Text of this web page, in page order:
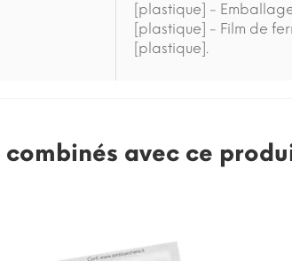
[plastique] -
[plastique] - Film de
[plastique].
avec ce